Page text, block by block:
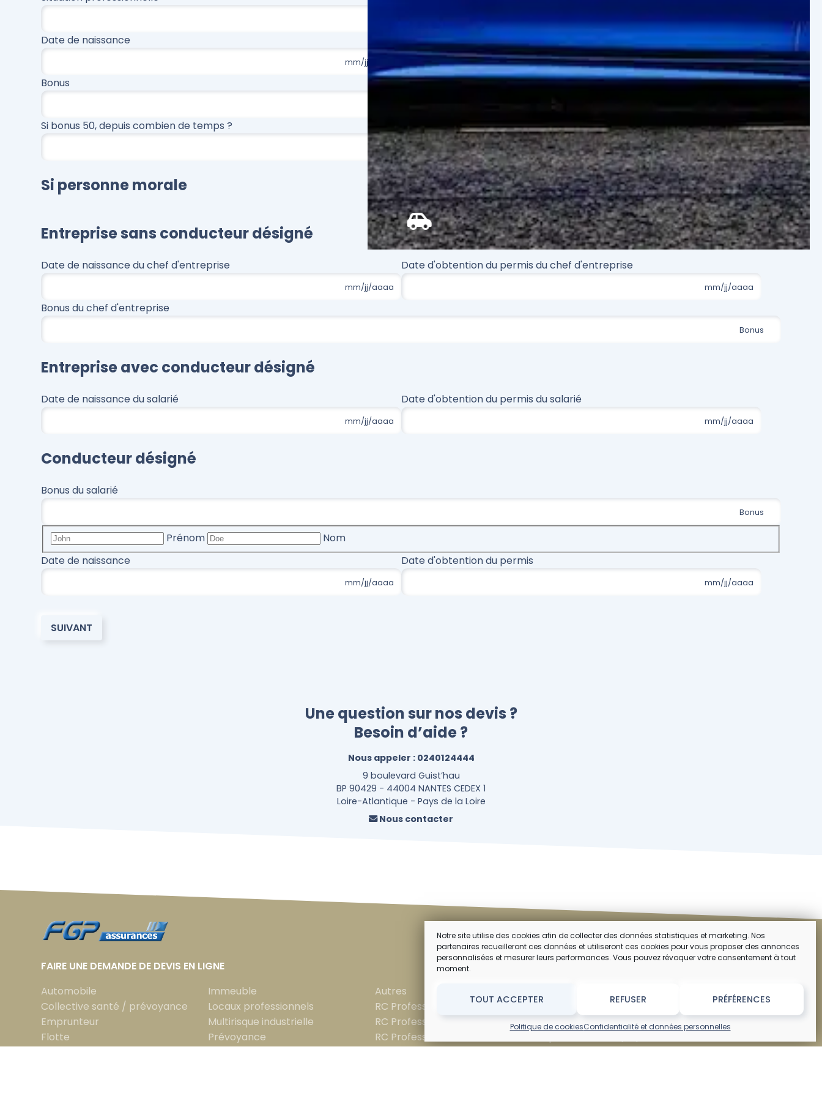
Notre site utilise des cookies afin de collecter des données statistiques et marketing. Nos
partenaires recueilleront ces données et utiliseront ces cookies pour vous proposer des annonces
personnalisées et mesurer leurs performances. Vous pouvez révoquer votre consentement à tout
moment.
TOUT ACCEPTER REFUSER PRÉFÉRENCES
Politique de cookiesConfidentialité et données personnelles
Date de naissance Date d'obtention du permis
Bonus
Si bonus 50, depuis combien de temps ?
Si personne morale
Entreprise sans conducteur désigné
Date de naissance du chef d'entreprise Date d'obtention du permis du chef d'entreprise
Bonus du chef d'entreprise
Entreprise avec conducteur désigné
Date de naissance du salarié Date d'obtention du permis du salarié
Conducteur désigné
Bonus du salarié
Prénom
Nom
Date de naissance
Date d'obtention du permis
Une question sur nos devis ?
Besoin d’aide ?
Nous appeler : 0240124444
9 boulevard Guist’hau
BP 90429 - 44004 NANTES CEDEX 1
Loire-Atlantique - Pays de la Loire
Nous contacter
FAIRE UNE DEMANDE DE DEVIS EN LIGNE
Automobile
Collective santé / prévoyance
Emprunteur
Flotte
Immeuble
Locaux professionnels
Multirisque industrielle
Prévoyance
Autres
RC Professionnelle
RC Professionnelle Décennale
RC Professionnelle Mandataire
L’ENTREPRISE
Mentions légales
Confidentialité
PARTENAIRES
Camp-assur